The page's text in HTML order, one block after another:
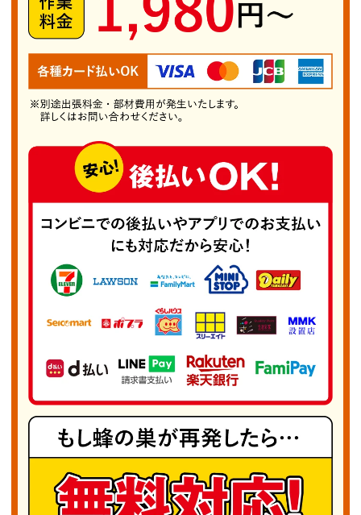
が必要で、早めの駆除が推奨されます。巣は軒下
や物置の内側など高い場所に作られやすく、見つ
けたら専門業者に相談するのが安心です。 蜂は
春先から巣作りを開始し、特に5月から7月に活
動が活発化します。とくに5月中旬頃には巣の規
め、この時期の早期発見がトラブル防止に重要で
す。小さな空洞である換気口や戸袋の隙間は蜂に
とって理想的な巣作り場所なので、定期的な点検
をおすすめします。 「厚木市蜂の巣駆除PRO」
では、これらの蜂に限らず、どの種類の蜂であっ
ても蜂の巣や蜂を発見した際は迅速に対応いたし
ます。電話相談は無料で、最適な対応方法やおお
よその費用もわかりやすく説明。安全第一を心が
け、地域の皆さまが安心して暮らせる環境を支え
ることに努めています。蜂の被害でお困りの際
は、どうぞお気軽に「厚木市蜂の巣駆除PRO」
へご連絡ください。親切かつ丁寧に対応いたしま